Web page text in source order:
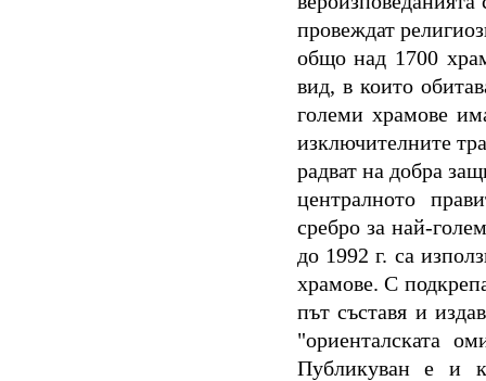
провеждат
общо над 1700
вид, в които
големи храмове
изключителните
радват на добра
централното
сребро за най-
до 1992 г. са
храмове. С
път съставя и
"ориенталската
Публикуван е и